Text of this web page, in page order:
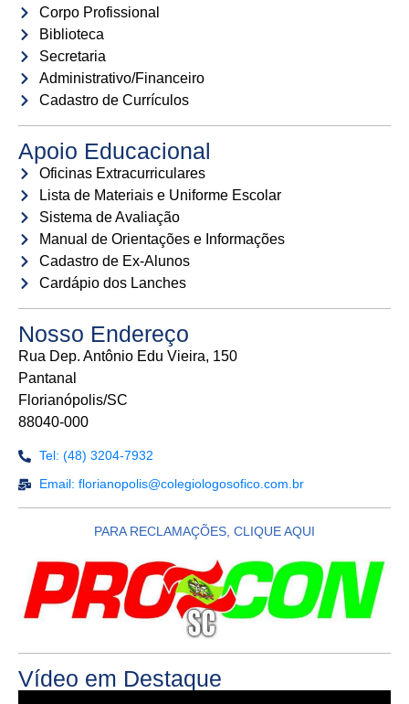
Corpo Profissional
Biblioteca
Secretaria
Administrativo/Financeiro
Cadastro de Currículos
Apoio Educacional
Oficinas Extracurriculares
Lista de Materiais e Uniforme Escolar
Sistema de Avaliação
Manual de Orientações e Informações
Cadastro de Ex-Alunos
Cardápio dos Lanches
Nosso Endereço
Rua Dep. Antônio Edu Vieira, 150
Pantanal
Florianópolis/SC
88040-000
Tel: (48) 3204-7932
Email: florianopolis@colegiologosofico.com.br
PARA RECLAMAÇÕES, CLIQUE AQUI
Vídeo em Destaque